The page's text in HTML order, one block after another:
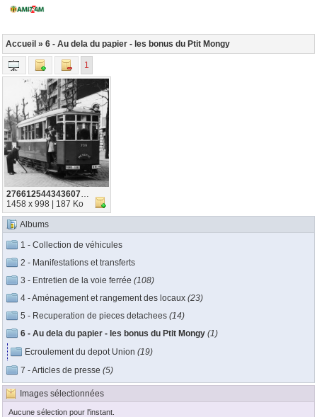
Accueil » 6 - Au dela du papier - les bonus du Ptit Mongy
1
2766125443436070 1441401585862180864 o
1458 x 998 | 187 Ko
Albums
1 - Collection de véhicules
2 - Manifestations et transferts
3 - Entretien de la voie ferrée (108)
4 - Aménagement et rangement des locaux (23)
5 - Recuperation de pieces detachees (14)
6 - Au dela du papier - les bonus du Ptit Mongy (1)
Ecroulement du depot Union (19)
7 - Articles de presse (5)
Images sélectionnées
Aucune sélection pour l'instant.